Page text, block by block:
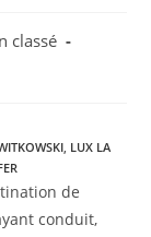
classé
, LUX LA
de
conduit,